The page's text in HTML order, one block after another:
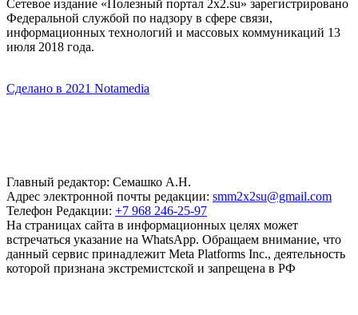
Сетевое издание «Полезный портал 2x2.su» зарегистрировано
Федеральной службой по надзору в сфере связи,
информационных технологий и массовых коммуникаций 13
июля 2018 года.
Сделано в 2021 Notamedia
Главный редактор: Семашко А.Н.
Адрес электронной почты редакции: smm2x2su@gmail.com
Телефон Редакции: +7 968 246-25-97
На страницах сайта в информационных целях может
встречаться указание на WhatsApp. Обращаем внимание, что
данный сервис принадлежит Meta Platforms Inc., деятельность
которой признана экстремистской и запрещена в РФ